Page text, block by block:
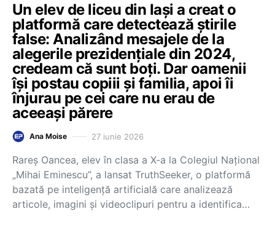
Un elev de liceu din Iași a creat o
platformă care detectează știrile
false: Analizând mesajele de la
alegerile prezidențiale din 2024,
credeam că sunt boți. Dar oamenii
își postau copiii și familia, apoi îi
înjurau pe cei care nu erau de
aceeași părere
Ana Moise 27 iunie 2026
Rareș Oancea, elev în clasa a X-a la Colegiul Național
„Mihai Eminescu”, a lansat TruthSeeker, o platformă
bazată pe inteligență artificială care analizează
articole, imagini și videoclipuri pentru a identifica…